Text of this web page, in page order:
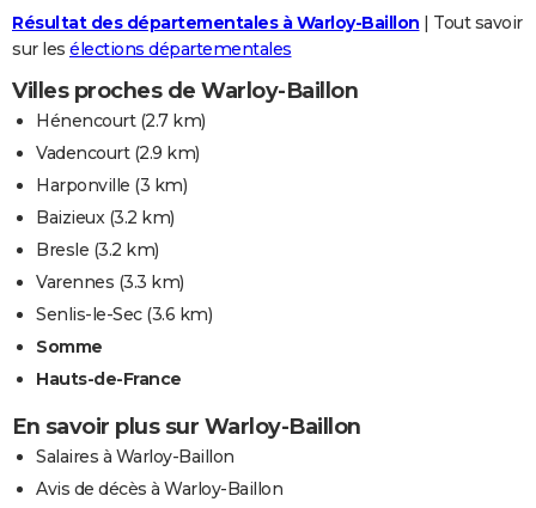
Résultat des départementales à Warloy-Baillon | Tout savoir
sur les élections départementales
Villes proches de Warloy-Baillon
Hénencourt(2.7 km)
Vadencourt(2.9 km)
Harponville (3 km)
Baizieux(3.2 km)
Bresle (3.2 km)
Varennes (3.3 km)
Senlis-le-Sec(3.6 km)
Somme
Hauts-de-France
En savoir plus sur Warloy-Baillon
Salaires à Warloy-Baillon
Avis de décès à Warloy-Baillon